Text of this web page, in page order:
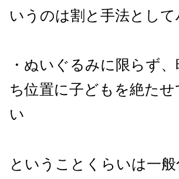
いうのは割と手法とし
・ぬいぐるみに限らず
ち位置に子どもを絶た
い
ということくらいは一